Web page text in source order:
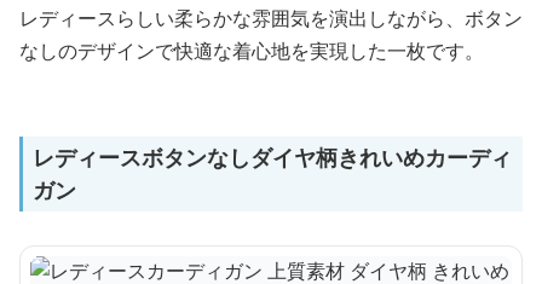
レディースらしい柔らかな雰囲気を演出しながら、ボタン
なしのデザインで快適な着心地を実現した一枚です。
レディースボタンなしダイヤ柄きれいめカーディ
ガン